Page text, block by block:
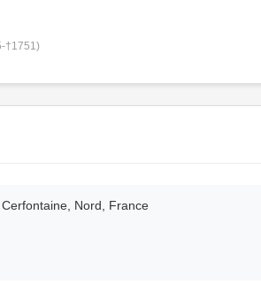
†1751)
Nord, France